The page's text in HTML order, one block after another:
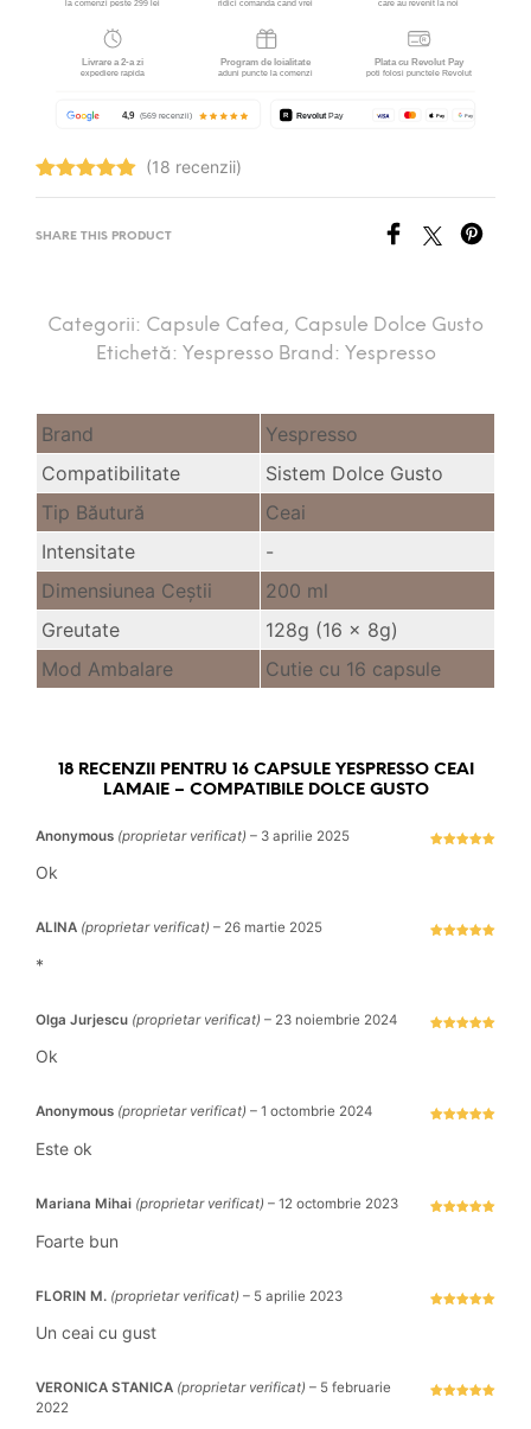
Evaluat la
din 5
(18 recenzii)
SHARE THIS PRODUCT
Categorii: Capsule Cafea, Capsule Dolce Gusto
Etichetă: Yespresso Brand: Yespresso
Brand
Yespresso
Compatibilitate
Sistem Dolce Gusto
Tip Băutură
Ceai
Intensitate
-
Dimensiunea Ceştii
200 ml
Greutate
128g (16 x 8g)
Mod Ambalare
Cutie cu 16 capsule
18 RECENZII PENTRU 16 CAPSULE YESPRESSO CEAI
LAMAIE – COMPATIBILE DOLCE GUSTO
Anonymous (proprietar verificat) – 3 aprilie 2025
Ok
ALINA (proprietar verificat) – 26 martie 2025
*
Olga Jurjescu (proprietar verificat) – 23 noiembrie 2024
Ok
Anonymous (proprietar verificat) – 1 octombrie 2024
Este ok
Mariana Mihai (proprietar verificat) – 12 octombrie 2023
Foarte bun
FLORIN M. (proprietar verificat) – 5 aprilie 2023
Un ceai cu gust
VERONICA STANICA (proprietar verificat) – 5 februarie
2022